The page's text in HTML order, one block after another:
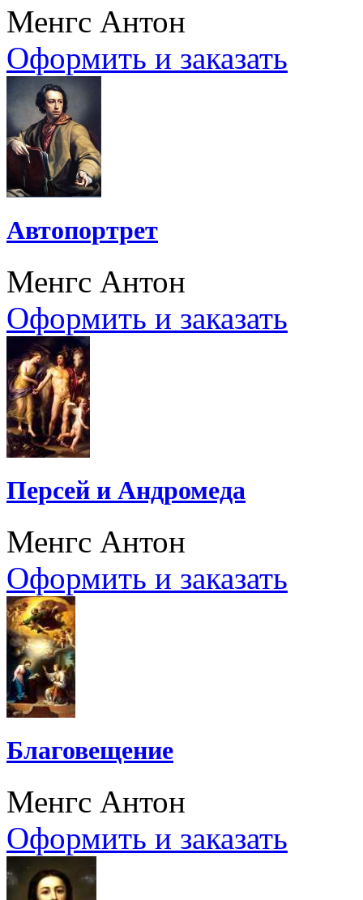
Менгс Антон
Оформить и заказать
Автопортрет
Менгс Антон
Оформить и заказать
Персей и Андромеда
Менгс Антон
Оформить и заказать
Благовещение
Менгс Антон
Оформить и заказать